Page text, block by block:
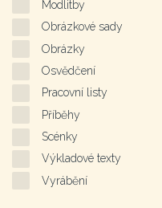
Modlitby
Obrázkové sady
Obrázky
Osvědčení
Pracovní listy
Příběhy
Scénky
Výkladové texty
Vyrábění